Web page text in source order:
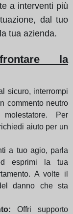
a interventi più
dal tuo
tua azienda.
la
sicuro, interrompi
commento neutro
Per
aiuto per un
a tuo agio, parla
esprimi la tua
A volte il
danno che sta
Offri supporto